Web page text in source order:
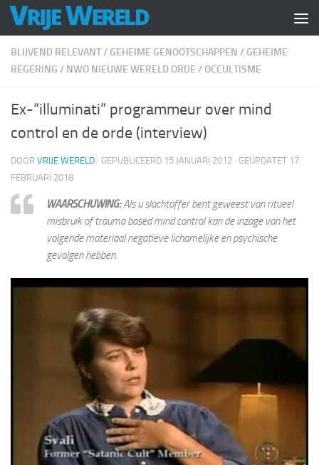
Doorgaan naar inhoud
BLIJVEND RELEVANT/ GEHEIME GENOOTSCHAPPEN / GEHEIME
REGERING / NWO NIEUWE WERELD ORDE /OCCULTISME
Ex-“illuminati” programmeur over mind
control en de orde (interview)
DOOR VRIJE WERELD · GEPUBLICEERD 15 JANUARI 2012 · GEÜPDATET 17
FEBRUARI 2018
WAARSCHUWING:Als u slachtoffer bent geweest van ritueel
misbruik oftrauma based mind controlkan de inzage van het
volgende materiaal negatieve lichamelijke en psychische
gevolgen hebben.